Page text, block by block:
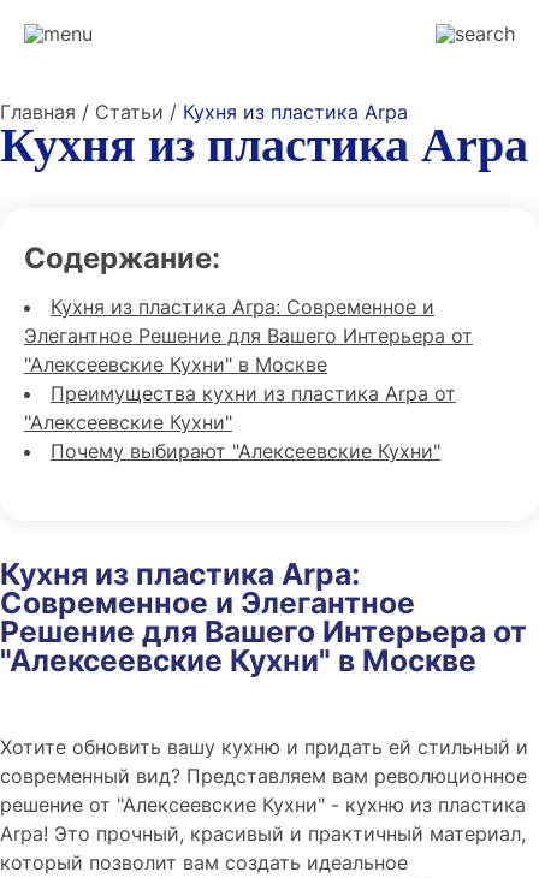
Главная / Статьи / Кухня из пластика Arpa
Кухня из пластика Arpa
Содержание:
Кухня из пластика Arpa: Современное и
Элегантное Решение для Вашего Интерьера от
"Алексеевские Кухни" в Москве
Преимущества кухни из пластика Arpa от
"Алексеевские Кухни"
Почему выбирают "Алексеевские Кухни"
Кухня из пластика Arpa:
Современное и Элегантное
Решение для Вашего Интерьера от
"Алексеевские Кухни" в Москве
Хотите обновить вашу кухню и придать ей стильный и
современный вид? Представляем вам революционное
решение от "Алексеевские Кухни" - кухню из пластика
Arpa! Это прочный, красивый и практичный материал,
который позволит вам создать идеальное